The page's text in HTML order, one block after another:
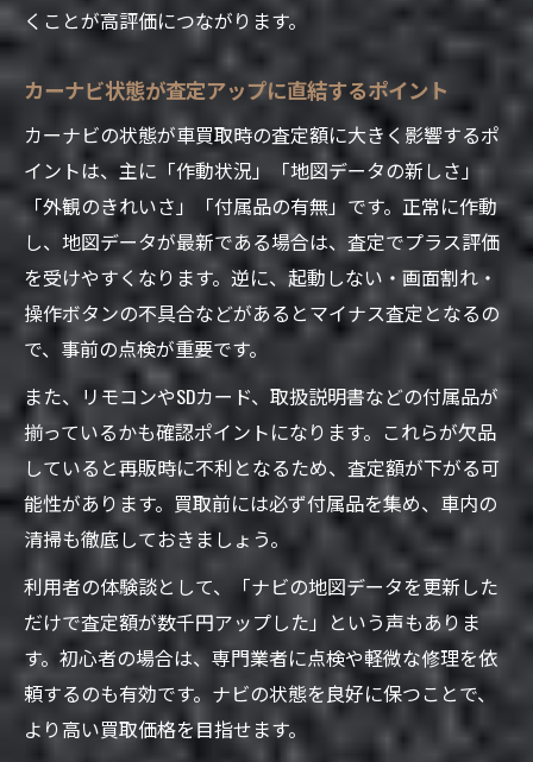
車買取前に行うべきデータバックアップの
ドライブレコーダーの初期化も忘れず対応
車売却でナビの有無が評価に影響する仕組み
車買取でナビ付きとなしの評価差とは
ナビゲート機能が査定額に与えるプラス要
素
車買取の現場で重視されるカーナビのポイ
ント
純正ナビの有無が車買取で重要視される理
由
ナビ装着車が車買取で有利になる背景を解
説
10年前のカーナビが査定に与える意外な価値
10年前のカーナビでも車買取で評価される
理由
古いカーナビの動作状態が査定に影響する
仕組み
車買取で型落ちナビの価値を最大化するコ
ツ
くことが高評価につながります。
カーナビ状態が査定アップに直結するポイント
カーナビの状態が車買取時の査定額に大きく影響するポ
イントは、主に「作動状況」「地図データの新しさ」
「外観のきれいさ」「付属品の有無」です。正常に作動
し、地図データが最新である場合は、査定でプラス評価
を受けやすくなります。逆に、起動しない・画面割れ・
操作ボタンの不具合などがあるとマイナス査定となるの
で、事前の点検が重要です。
また、リモコンやSDカード、取扱説明書などの付属品が
揃っているかも確認ポイントになります。これらが欠品
していると再販時に不利となるため、査定額が下がる可
能性があります。買取前には必ず付属品を集め、車内の
清掃も徹底しておきましょう。
利用者の体験談として、「ナビの地図データを更新した
だけで査定額が数千円アップした」という声もありま
す。初心者の場合は、専門業者に点検や軽微な修理を依
頼するのも有効です。ナビの状態を良好に保つことで、
より高い買取価格を目指せます。